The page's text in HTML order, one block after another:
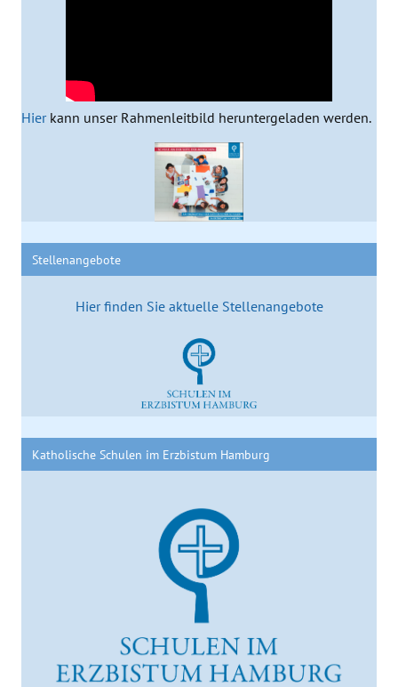
Hierkann unser Rahmenleitbild heruntergeladen werden.
Stellenangebote
Hier finden Sie aktuelle Stellenangebote
Katholische Schulen im Erzbistum Hamburg